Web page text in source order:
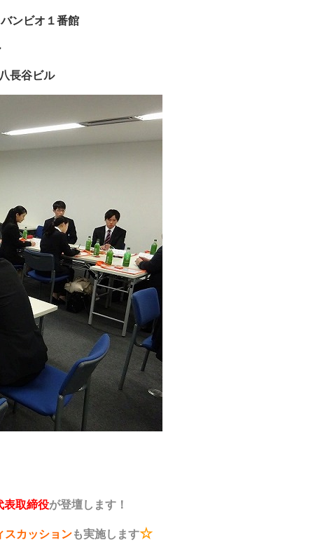
ンビオ１番館
長谷ビル
表取締役が登壇します！
スカッションも実施します☆